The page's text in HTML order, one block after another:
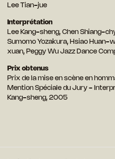
Lee Tian-jue
Interprétation
Lee Kang-sheng, Chen Shiang-
Sumomo Yozakura, Hsiao Huan-
xuan, Peggy Wu Jazz Dance
Prix obtenus
Prix de la mise en scène en
Mention Spéciale du Jury -
Kang-sheng, 2005